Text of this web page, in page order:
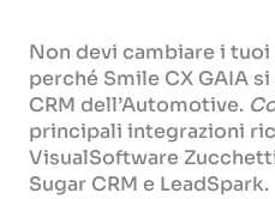
Non devi cambiare i
perché Smile CX GAIA
CRM dell’Automotive.
principali integrazioni
VisualSoftware
Sugar CRM e LeadSpark.